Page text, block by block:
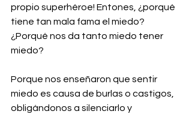
propio superhéroe! Entones, ¿porqué
tiene tan mala fama el miedo?
¿Porqué nos da tanto miedo tener
miedo?
Porque nos enseñaron que sentir
miedo es causa de burlas o castigos,
obligándonos a silenciarlo y